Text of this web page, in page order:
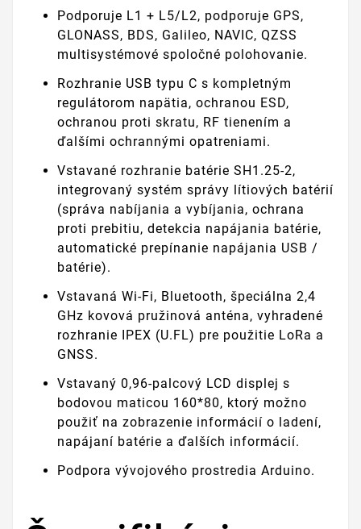
Podporuje L1 + L5/L2, podporuje GPS,
GLONASS, BDS, Galileo, NAVIC, QZSS
multisystémové spoločné polohovanie.
Rozhranie USB typu C s kompletným
regulátorom napätia, ochranou ESD,
ochranou proti skratu, RF tienením a
ďalšími ochrannými opatreniami.
Vstavané rozhranie batérie SH1.25-2,
integrovaný systém správy lítiových batérií
(správa nabíjania a vybíjania, ochrana
proti prebitiu, detekcia napájania batérie,
automatické prepínanie napájania USB /
batérie).
Vstavaná Wi-Fi, Bluetooth, špeciálna 2,4
GHz kovová pružinová anténa, vyhradené
rozhranie IPEX (U.FL) pre použitie LoRa a
GNSS.
Vstavaný 0,96-palcový LCD displej s
bodovou maticou 160*80, ktorý možno
použiť na zobrazenie informácií o ladení,
napájaní batérie a ďalších informácií.
Podpora vývojového prostredia Arduino.